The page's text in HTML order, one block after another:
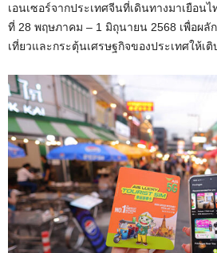
เอนเซอร์จากประเทศจีนที่เดินทางมาเยือน
ที่ 28 พฤษภาคม – 1 มิถุนายน 2568 เพื่อผลั
เที่ยวและกระตุ้นเศรษฐกิจของประเทศให้เ